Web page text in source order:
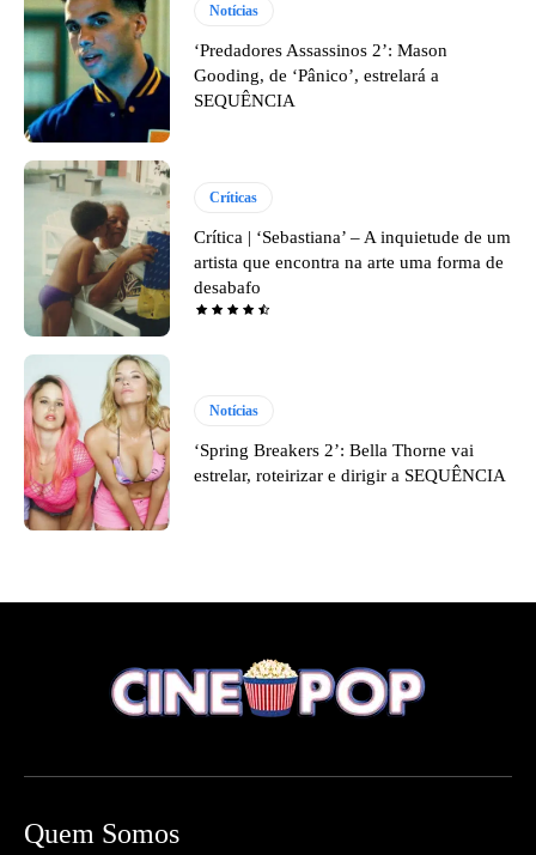
Notícias
‘Predadores Assassinos 2’: Mason
Gooding, de ‘Pânico’, estrelará a
SEQUÊNCIA
Críticas
Crítica | ‘Sebastiana’ – A inquietude de um
artista que encontra na arte uma forma de
desabafo
Notícias
‘Spring Breakers 2’: Bella Thorne vai
estrelar, roteirizar e dirigir a SEQUÊNCIA
Quem Somos